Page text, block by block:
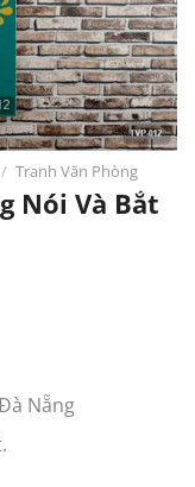
/ Tranh Văn Phòng
Nói Và Bắt
Nẵng